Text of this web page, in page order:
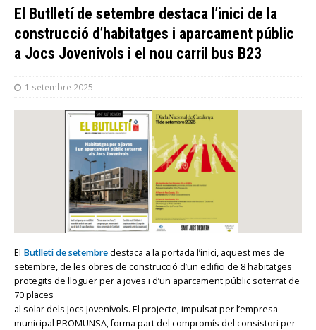
El Butlletí de setembre destaca l’inici de la
construcció d’habitatges i aparcament públic
a Jocs Jovenívols i el nou carril bus B23
1 setembre 2025
El Butlletí de setembredestaca a la portada l’inici, aquest mes de
setembre, de les obres de construcció d’un edifici de 8 habitatges
protegits de lloguer per a joves i d’un aparcament públic soterrat de
70 places
al solar dels Jocs Jovenívols. El projecte, impulsat per l’empresa
municipal PROMUNSA, forma part del compromís del consistori per